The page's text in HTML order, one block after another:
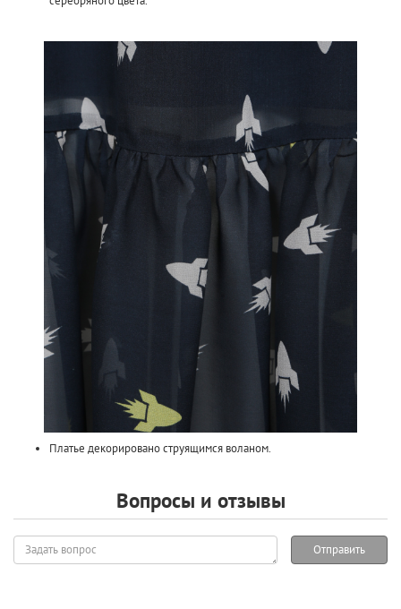
Платье декорировано струящимся воланом.
Вопросы и отзывы
Задать
вопрос
Отправить